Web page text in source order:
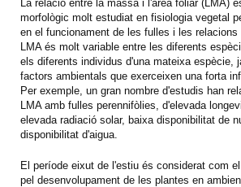
La relació entre la massa i l'àrea foliar (LMA)
morfològic molt estudiat en fisiologia vegetal
en el funcionament de les fulles i les relacions
LMA és molt variable entre les diferents
els diferents individus d'una mateixa espècie,
factors ambientals que exerceixen una forta
Per exemple, un gran nombre d'estudis han
LMA amb fulles perennifòlies, d'elevada
elevada radiació solar, baixa disponibilitat de
disponibilitat d'aigua.
El període eixut de l'estiu és considerat com
pel desenvolupament de les plantes en